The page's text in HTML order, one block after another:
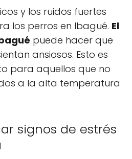
y los ruidos fuertes
los perros en Ibagué. El
puede hacer que
ansiosos. Esto es
para aquellos que no
a la alta temperatura
signos de estrés